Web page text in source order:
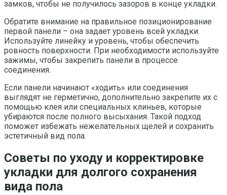
замков, чтобы не получилось зазоров в конце укладки.
Обратите внимание на правильное позиционирование
первой панели – она задает уровень всей укладки.
Используйте линейку и уровень, чтобы обеспечить
ровность поверхности. При необходимости используйте
зажимы, чтобы закрепить панели в процессе
соединения.
Если панели начинают «ходить» или соединения
выглядят не герметично, дополнительно закрепите их с
помощью клея или специальных клиньев, которые
убираются после полного высыхания. Такой подход
поможет избежать нежелательных щелей и сохранить
эстетичный вид пола.
Советы по уходу и корректировке
укладки для долгого сохранения
вида пола